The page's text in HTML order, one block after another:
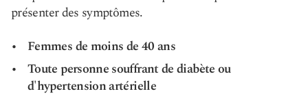
présenter des symptômes.
Femmes de moins de 40 ans
Toute personne souffrant de diabète ou
d'hypertension artérielle